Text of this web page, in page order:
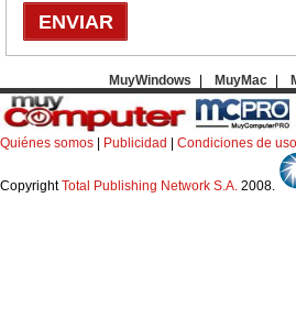
MuyWindows MuyMac
Quiénes somos Publicidad Condiciones de uso
CopyrightTotal Publishing Network S.A. 2008.